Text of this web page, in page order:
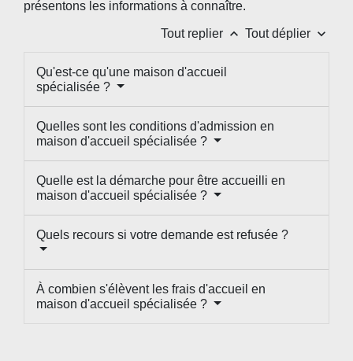
présentons les informations à connaître.
Tout replier keyboard_arrow_up Tout déplier keyboard_arrow_down
Qu'est-ce qu'une maison d'accueil
spécialisée ?
Quelles sont les conditions d'admission en
maison d'accueil spécialisée ?
Quelle est la démarche pour être accueilli en
maison d'accueil spécialisée ?
Quels recours si votre demande est refusée ?
À combien s'élèvent les frais d'accueil en
maison d'accueil spécialisée ?